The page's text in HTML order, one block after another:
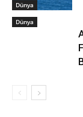
Dünya
Dünya